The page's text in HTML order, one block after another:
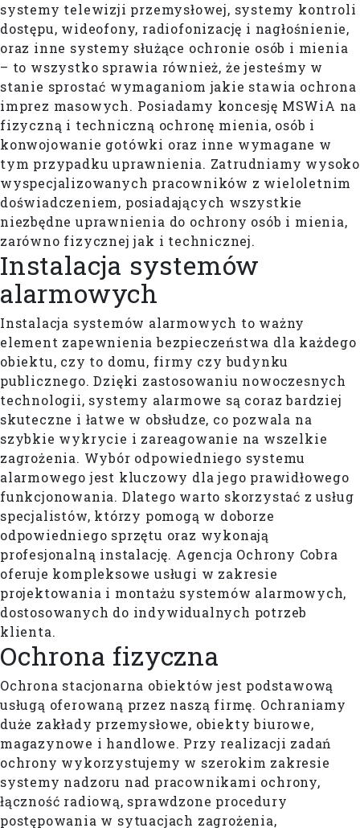
systemy telewizji przemysłowej, systemy kontroli
dostępu, wideofony, radiofonizację i nagłośnienie,
oraz inne systemy służące ochronie osób i mienia
– to wszystko sprawia również, że jesteśmy w
stanie sprostać wymaganiom jakie stawia ochrona
imprez masowych. Posiadamy koncesję MSWiA na
fizyczną i techniczną ochronę mienia, osób i
konwojowanie gotówki oraz inne wymagane w
tym przypadku uprawnienia. Zatrudniamy wysoko
wyspecjalizowanych pracowników z wieloletnim
doświadczeniem, posiadających wszystkie
niezbędne uprawnienia do ochrony osób i mienia,
zarówno fizycznej jak i technicznej.
Instalacja systemów
alarmowych
Instalacja systemów alarmowych to ważny
element zapewnienia bezpieczeństwa dla każdego
obiektu, czy to domu, firmy czy budynku
publicznego. Dzięki zastosowaniu nowoczesnych
technologii, systemy alarmowe są coraz bardziej
skuteczne i łatwe w obsłudze, co pozwala na
szybkie wykrycie i zareagowanie na wszelkie
zagrożenia. Wybór odpowiedniego systemu
alarmowego jest kluczowy dla jego prawidłowego
funkcjonowania. Dlatego warto skorzystać z usług
specjalistów, którzy pomogą w doborze
odpowiedniego sprzętu oraz wykonają
profesjonalną instalację. Agencja Ochrony Cobra
oferuje kompleksowe usługi w zakresie
projektowania i montażu systemów alarmowych,
dostosowanych do indywidualnych potrzeb
klienta.
Ochrona fizyczna
Ochrona stacjonarna obiektów jest podstawową
usługą oferowaną przez naszą firmę. Ochraniamy
duże zakłady przemysłowe, obiekty biurowe,
magazynowe i handlowe. Przy realizacji zadań
ochrony wykorzystujemy w szerokim zakresie
systemy nadzoru nad pracownikami ochrony,
łączność radiową, sprawdzone procedury
postępowania w sytuacjach zagrożenia,